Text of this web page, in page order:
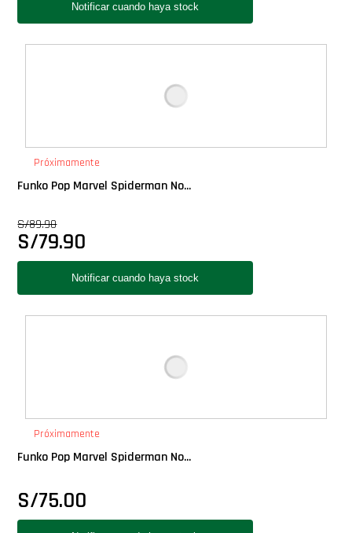
Próximamente
Funko Pop Marvel Spiderman No...
S/89.90
S/79.90
Próximamente
Funko Pop Marvel Spiderman No...
S/75.00